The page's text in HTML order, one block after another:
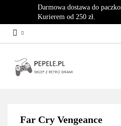
Darmowa dostawa do
Kurierem od 250 zł.
Far Cry Vengeance